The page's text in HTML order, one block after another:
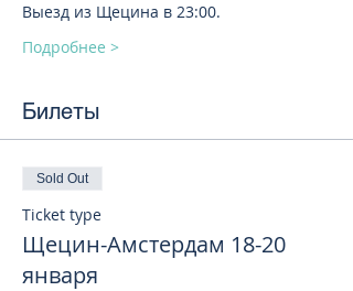
Подробнее >
Билеты
Sold Out
Ticket type
Щецин-Амстердам 18-20
января